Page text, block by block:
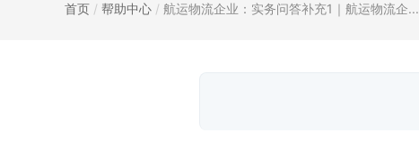
首页 / 帮助中心 / 航运物流企业：实务问答补充1｜航运物流企...